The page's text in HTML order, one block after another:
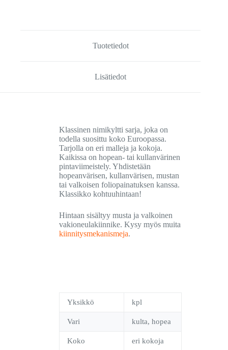
Tuotetiedot
Lisätiedot
Klassinen nimikyltti sarja, joka on
todella suosittu koko Euroopassa.
Tarjolla on eri malleja ja kokoja.
Kaikissa on hopean- tai kullanvärinen
pintaviimeistely. Yhdistetään
hopeanvärisen, kullanvärisen, mustan
tai valkoisen foliopainatuksen kanssa.
Klassikko kohtuuhintaan!
Hintaan sisältyy musta ja valkoinen
vakioneulakiinnike. Kysy myös muita
kiinnitysmekanismeja.
Yksikkö kpl
Vari kulta, hopea
Koko eri kokoja